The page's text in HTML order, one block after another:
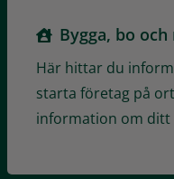
Bygga, bo
Här hittar du
starta företag på
information om ditt